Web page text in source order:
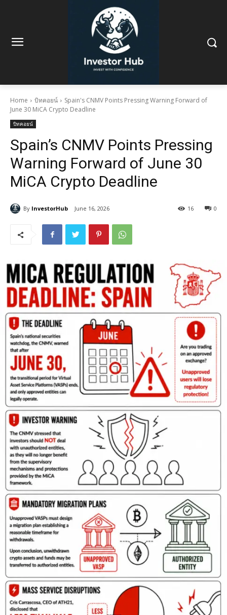
Home บิทคอยน์
Spain's CNMV Points Pressing Warning Forward of
June 30 MiCA Crypto Deadline
บิทคอยน์
Spain’s CNMV Points Pressing
Warning Forward of June 30
MiCA Crypto Deadline
By InvestorHub June 16, 2026 0
16